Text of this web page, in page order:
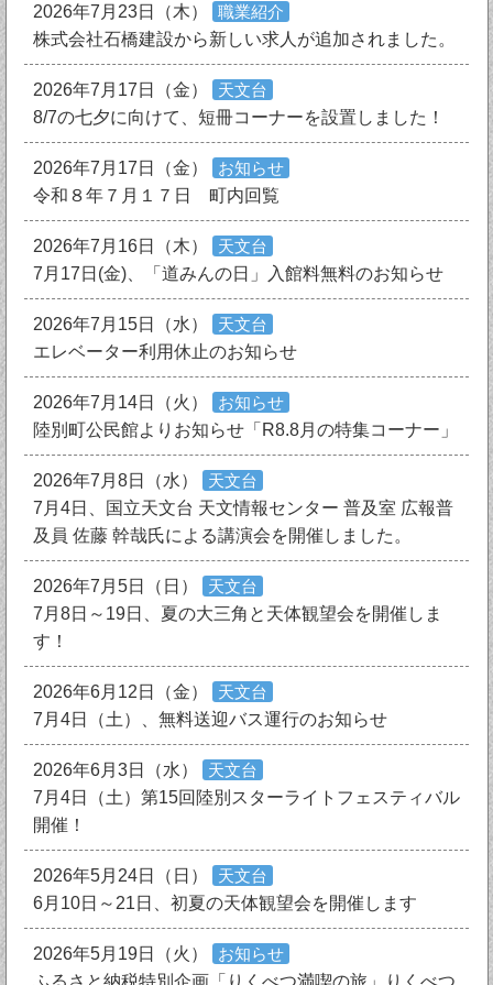
2026年7月23日（木）
職業紹介
株式会社石橋建設から新しい求人が追加されました。
2026年7月17日（金）
天文台
8/7の七夕に向けて、短冊コーナーを設置しました！
2026年7月17日（金）
お知らせ
令和８年７月１７日 町内回覧
2026年7月16日（木）
天文台
7月17日(金)、「道みんの日」入館料無料のお知らせ
2026年7月15日（水）
天文台
エレベーター利用休止のお知らせ
2026年7月14日（火）
お知らせ
陸別町公民館よりお知らせ「R8.8月の特集コーナー」
2026年7月8日（水）
天文台
7月4日、国立天文台 天文情報センター 普及室 広報普
及員 佐藤 幹哉氏による講演会を開催しました。
2026年7月5日（日）
天文台
7月8日～19日、夏の大三角と天体観望会を開催しま
す！
2026年6月12日（金）
天文台
7月4日（土）、無料送迎バス運行のお知らせ
2026年6月3日（水）
天文台
7月4日（土）第15回陸別スターライトフェスティバル
開催！
2026年5月24日（日）
天文台
6月10日～21日、初夏の天体観望会を開催します
2026年5月19日（火）
お知らせ
ふるさと納税特別企画「りくべつ満喫の旅」りくべつ